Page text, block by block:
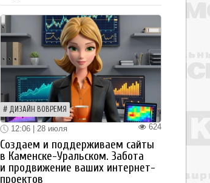
ДИЗАЙН ВОВРЕМЯ
624
12:06 | 28 июля
Создаем и поддерживаем сайты
в Каменске-Уральском. Забота
и продвижение ваших интернет-
проектов